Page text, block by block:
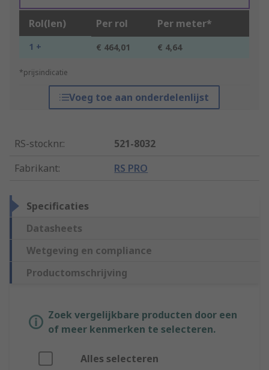
Rol(len) Per rol Per meter*
1 + € 464,01 € 4,64
*prijsindicatie
Voeg toe aan onderdelenlijst
RS-stocknr.:
521-8032
Fabrikant: RS PRO
Specificaties
Datasheets
Wetgeving en compliance
Productomschrijving
Zoek vergelijkbare producten door een
of meer kenmerken te selecteren.
Alles selecteren